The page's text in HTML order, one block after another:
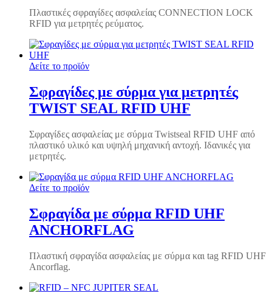
Πλαστικές σφραγίδες ασφαλείας CONNECTION LOCK
RFID για μετρητές ρεύματος.
Δείτε το προϊόν
Σφραγίδες με σύρμα για μετρητές
TWIST SEAL RFID UHF
Σφραγίδες ασφαλείας με σύρμα Twistseal RFID UHF από
πλαστικό υλικό και υψηλή μηχανική αντοχή. Ιδανικές για
μετρητές.
Δείτε το προϊόν
Σφραγίδα με σύρμα RFID UHF
ANCHORFLAG
Πλαστική σφραγίδα ασφαλείας με σύρμα και tag RFID UHF
Ancorflag.